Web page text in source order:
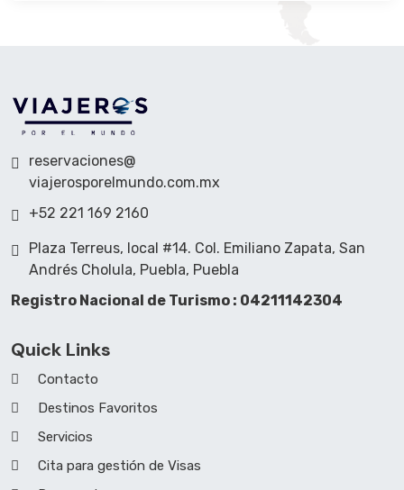
reservaciones@
viajerosporelmundo.com.mx
+52 221 169 2160
Plaza Terreus, local #14. Col. Emiliano Zapata, San
Andrés Cholula, Puebla, Puebla
Registro Nacional de Turismo : 04211142304
Quick Links
Contacto
Destinos Favoritos
Servicios
Cita para gestión de Visas